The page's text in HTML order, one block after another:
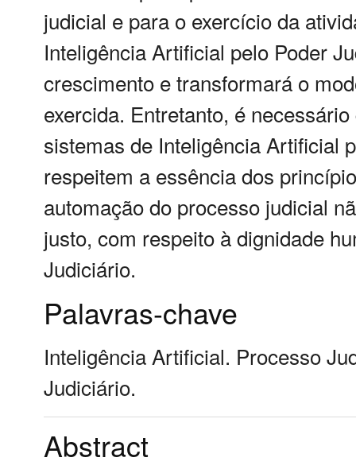
judicial e para o exercício da
Inteligência Artificial pelo Poder
crescimento e transformará o
exercida. Entretanto, é
sistemas de Inteligência Artificial
respeitem a essência dos
automação do processo judicial
justo, com respeito à dignidade
Judiciário.
Palavras-chave
Inteligência Artificial. Processo
Judiciário.
Abstract